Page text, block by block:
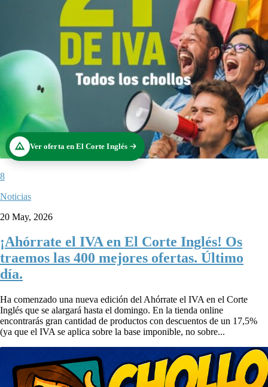
Ver oferta en El Corte Inglés
8
Noticias
20 May, 2026
¡Ahórrate el IVA en El Corte Inglés! Os
traemos las 400 mejores ofertas. Último
día.
Ha comenzado una nueva edición del Ahórrate el IVA en el Corte
Inglés que se alargará hasta el domingo. En la tienda online
encontrarás gran cantidad de productos con descuentos de un 17,5%
(ya que el IVA se aplica sobre la base imponible, no sobre...